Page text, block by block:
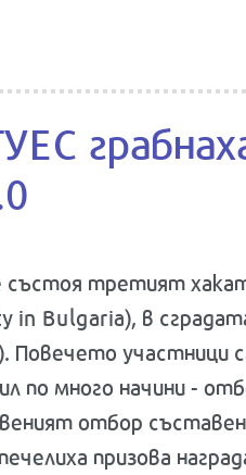
третият
in Bulgaria), в
Повечето участници
по много начини -
отбор
призова